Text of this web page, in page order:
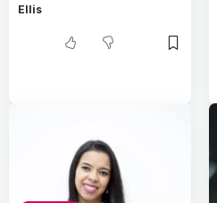
Ellis